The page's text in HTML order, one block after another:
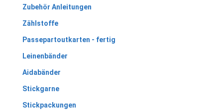
Zubehör Anleitungen
Zählstoffe
Passepartoutkarten - fertig
Leinenbänder
Aidabänder
Stickgarne
Stickpackungen